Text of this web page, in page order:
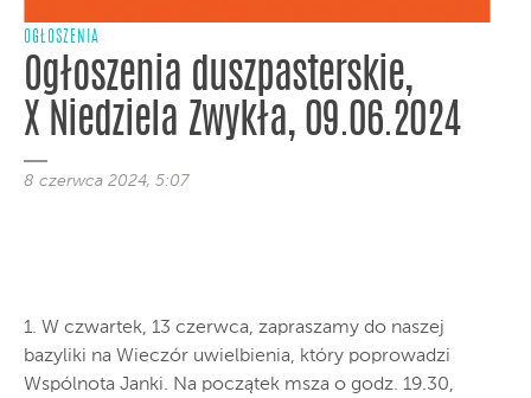
OGŁOSZENIA
Ogłoszenia duszpasterskie,
X Niedziela Zwykła, 09.06.2024
8 czerwca 2024, 5:07
1. W czwartek, 13 czerwca, zapraszamy do naszej
bazyliki na Wieczór uwielbienia, który poprowadzi
Wspólnota Janki. Na początek msza o godz. 19.30,